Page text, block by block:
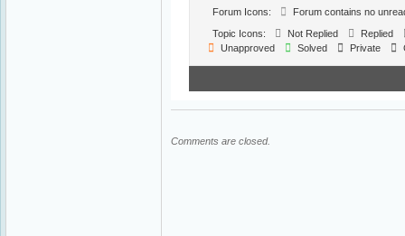
Forum Icons:
Forum contains no
Topic Icons:
Not Replied
Replied
Unapproved
Solved Private
Comments are closed.